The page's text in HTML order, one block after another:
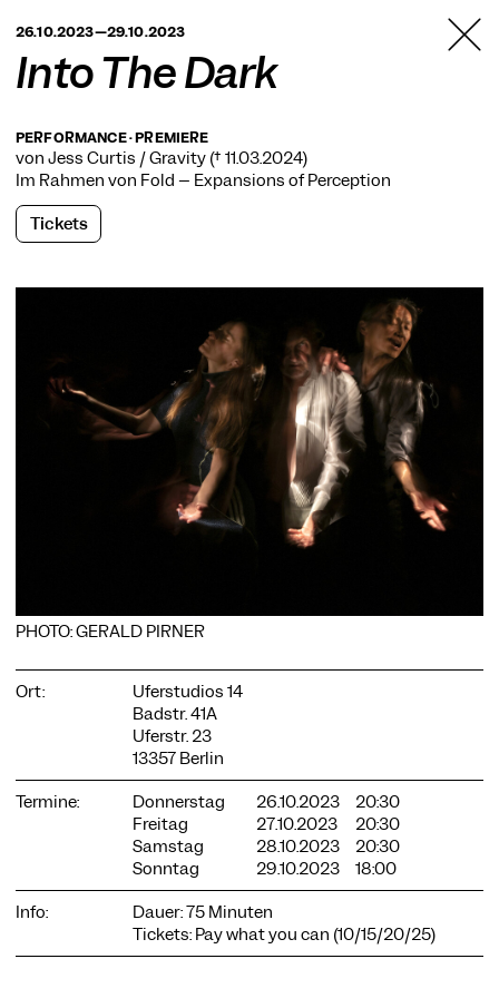
BERLIN
26.10.2023—29.10.2023
Into The Dark
PERFORMANCE · PREMIERE
von Jess Curtis / Gravity († 11.03.2024)
Im Rahmen von Fold – Expansions of Perception
Tickets
PHOTO: GERALD PIRNER
Ort:
Uferstudios 14
Badstr. 41A
Uferstr. 23
13357 Berlin
Termine:
Donnerstag 26.10.2023
20:30
Freitag
27.10.2023
20:30
Samstag
28.10.2023
20:30
Sonntag
29.10.2023
18:00
Info:
Dauer: 75 Minuten
Tickets: Pay what you can (10/15/20/25)
COOKIE-EINSTELLUNGEN
unserer Website. Notwendige Cookies sind essenziell, damit
Sie die Website nutzen können. Andere Cookies helfen uns,
die Website weiterzuentwickeln. Sie können Ihre Einwilligung
jederzeit widerrufen. Bitte besuchen Sie unsere
Datenschutzerklärung für weitere Informationen. Unten
können Sie auswählen, welche Technologien Sie zulassen
möchten.
Notwendige Cookies
Externe Medien
Statistiken
Nur notwendige Alle akzeptieren Speichern